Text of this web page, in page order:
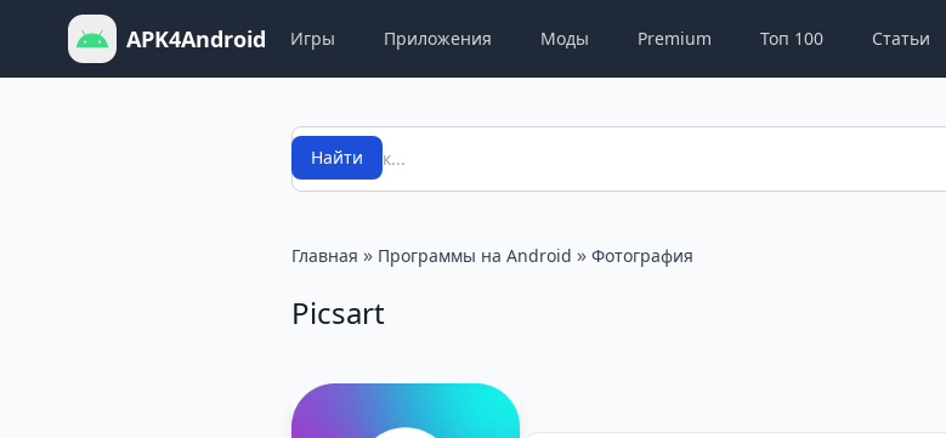
APK4Android Игры Приложения Моды Premium Топ 100 Статьи
Поиск
Найти
Главная » Программы на Android » Фотография
Picsart